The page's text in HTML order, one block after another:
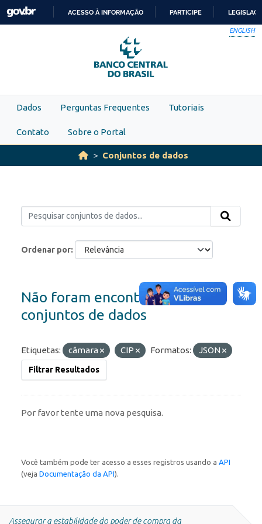
Skip to main content
PARA
O
CONTEÚDO
ACESSO À INFORMAÇÃO PARTICIPE
ENGLISH
Dados Perguntas Frequentes Tutoriais
Contato Sobre o Portal
Conjuntos de dados
Ordenar por
Não foram encontrados
conjuntos de dados
Etiquetas: câmara CIP Formatos: JSON
Filtrar Resultados
Por favor tente uma nova pesquisa.
Você também pode ter acesso a esses registros usando a API
(veja Documentação da API).
Assegurar a estabilidade do poder de compra da